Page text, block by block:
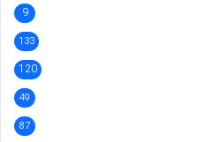
9
133
120
49
87